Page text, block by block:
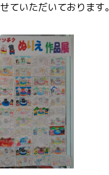
ていただいております。